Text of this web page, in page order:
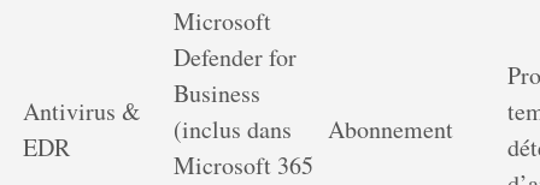
Antivirus &
EDR
Microsoft
Defender for
Business
(inclus dans
Microsoft 365
Abonnement